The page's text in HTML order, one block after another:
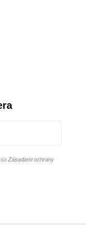
Zásadami ochrany